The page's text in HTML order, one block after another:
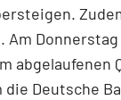
Am
abgelaufenen
Deutsche